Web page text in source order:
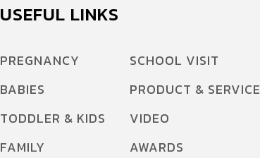
USEFUL LINKS
PREGNANCY
BABIES
TODDLER & KIDS
FAMILY
SCHOOL VISIT
PRODUCT & SERVICE
VIDEO
AWARDS